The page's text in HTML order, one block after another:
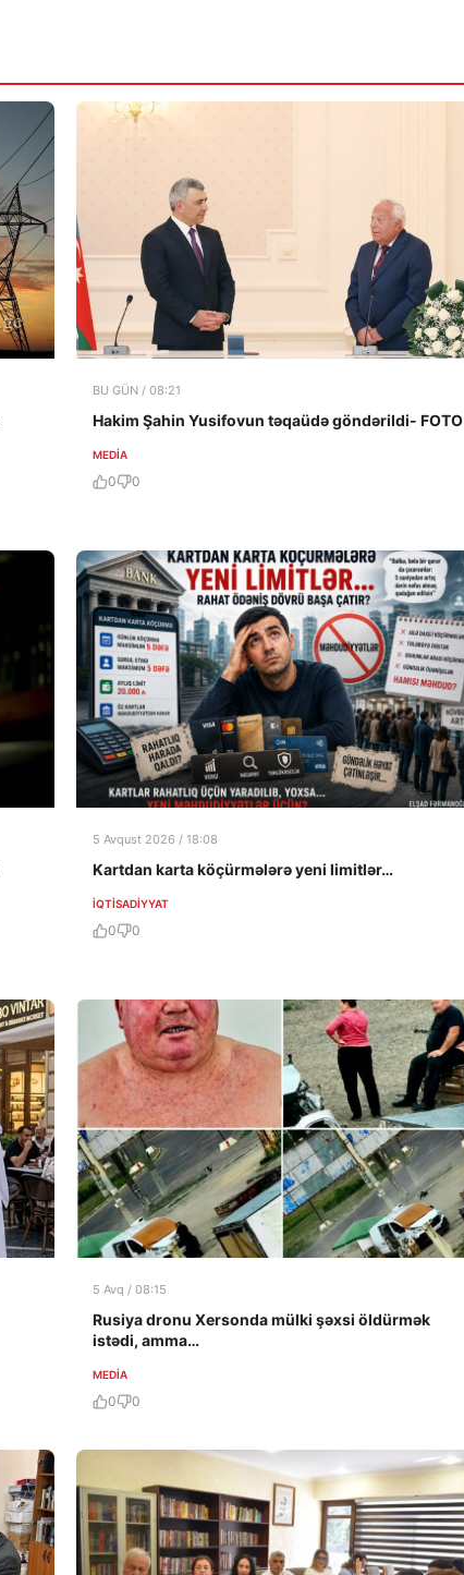
BU GÜN / 08:21
Hakim Şahin Yusifovun təqaüdə göndərildi- FOTO
MEDİA
0 0
5 Avqust 2026 / 18:08
Kartdan karta köçürmələrə yeni limitlər…
İQTISADIYYAT
0 0
5 Avq / 08:15
Rusiya dronu Xersonda mülki şəxsi öldürmək
istədi, amma…
MEDİA
0 0